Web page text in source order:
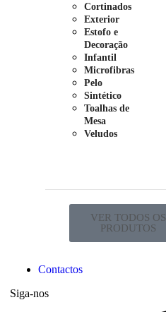
Cortinados
Exterior
Estofo e
Decoração
Infantil
Microfibras
Pelo
Sintético
Toalhas de
Mesa
Veludos
VER TODOS OS
PRODUTOS
Contactos
Siga-nos